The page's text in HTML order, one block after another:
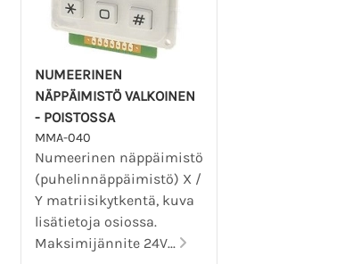
NUMEERINEN
NÄPPÄIMISTÖ VALKOINEN
- POISTOSSA
MMA-040
Numeerinen näppäimistö
(puhelinnäppäimistö) X /
Y matriisikytkentä, kuva
lisätietoja osiossa.
Maksimijännite 24V...